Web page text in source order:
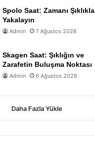
Spolo Saat: Zamanı Şıklıkla
Yakalayın
Admin 7 Ağustos 2026
Skagen Saat: Şıklığın ve
Zarafetin Buluşma Noktası
Admin 6 Ağustos 2026
Daha Fazla Yükle